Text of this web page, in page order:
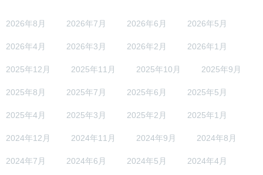
2026年8月 2026年7月 2026年6月 2026年5月
2026年4月 2026年3月 2026年2月 2026年1月
2025年12月 2025年11月 2025年10月 2025年9月
2025年8月 2025年7月 2025年6月 2025年5月
2025年4月 2025年3月 2025年2月 2025年1月
2024年12月 2024年11月 2024年9月 2024年8月
2024年7月 2024年6月 2024年5月 2024年4月